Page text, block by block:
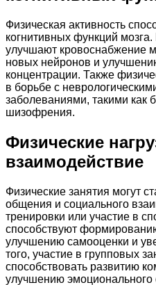
Физическая активность
когнитивных функций
улучшают кровоснабжение
новых нейронов и
концентрации. Также
в борьбе с
заболеваниями, такими как
шизофрения.
Физические
взаимодействие
Физические занятия могут
общения и социального
тренировки или участие в
способствуют
улучшению самооценки и
того, участие в групповых
способствовать развитию
улучшению эмоционального